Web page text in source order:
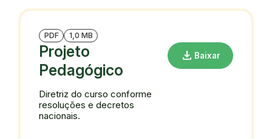
PDF 1,0 MB
Projeto
Pedagógico
Diretriz do curso conforme
resoluções e decretos
nacionais.
download Baixar